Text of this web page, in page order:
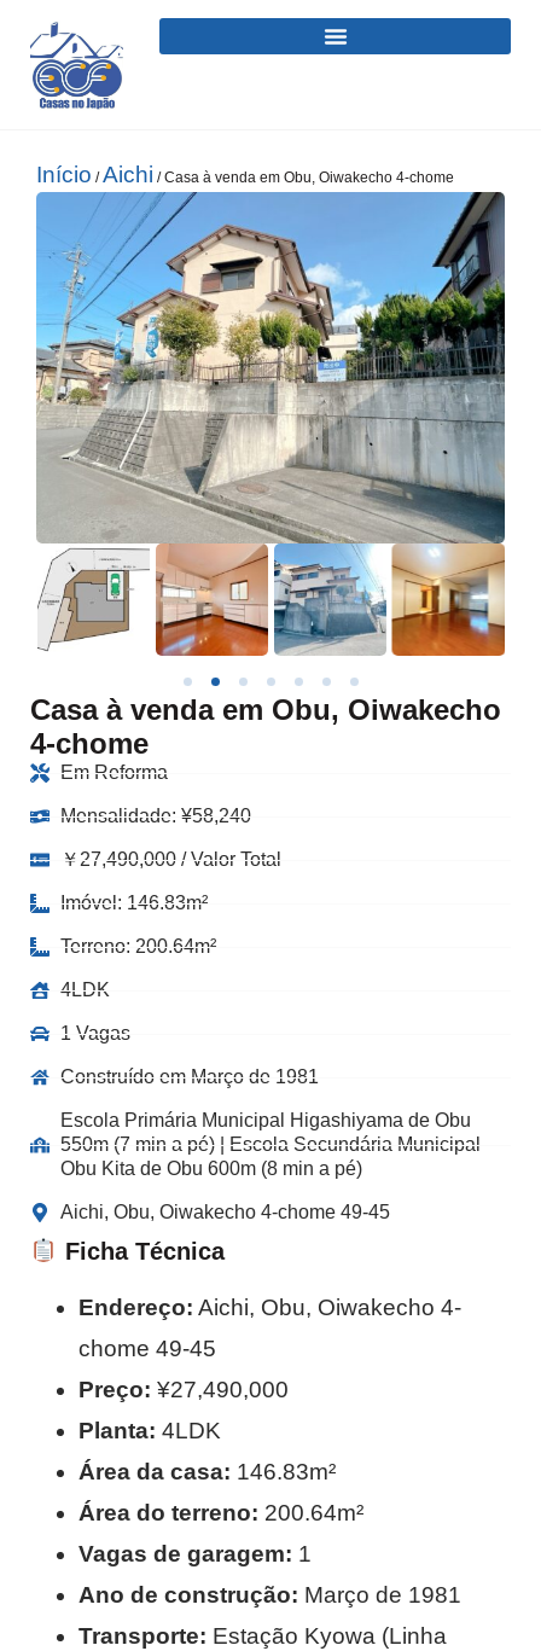
Início /Aichi / Casa à venda em Obu, Oiwakecho 4-chome
Casa à venda em Obu, Oiwakecho
4-chome
Em Reforma
Mensalidade: ¥58,240
￥27,490,000 / Valor Total
Imóvel: 146.83m²
Terreno: 200.64m²
4LDK
1 Vagas
Construído em Março de 1981
Escola Primária Municipal Higashiyama de Obu
550m (7 min a pé) | Escola Secundária Municipal
Obu Kita de Obu 600m (8 min a pé)
Aichi, Obu, Oiwakecho 4-chome 49-45
Ficha Técnica
Endereço: Aichi, Obu, Oiwakecho 4-
chome 49-45
Preço: ¥27,490,000
Planta: 4LDK
Área da casa: 146.83m²
Área do terreno: 200.64m²
Vagas de garagem: 1
Ano de construção: Março de 1981
Transporte: Estação Kyowa (Linha